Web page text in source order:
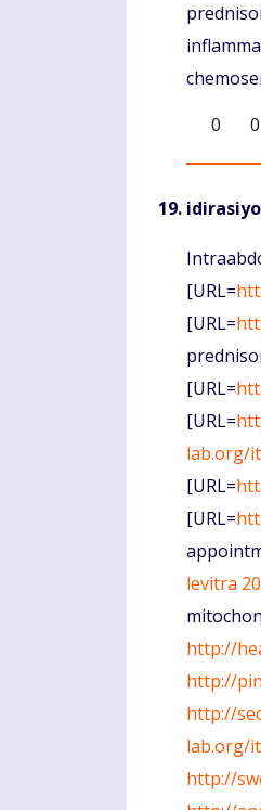
0
0
[URL=
[URL=
[URL=
[URL=
lab.org/
[URL=
[URL=
levitra
http://
http://
http://
lab.org/
http://